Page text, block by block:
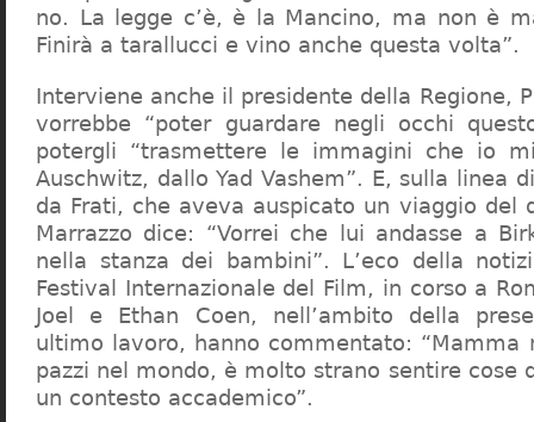
no. La legge c’è, è la Mancino, ma non è
Finirà a tarallucci e vino anche questa volta”.
Interviene anche il presidente della Regione,
vorrebbe “poter guardare negli occhi
potergli “trasmettere le immagini che io
Auschwitz, dallo Yad Vashem”. E, sulla linea
da Frati, che aveva auspicato un viaggio del
Marrazzo dice: “Vorrei che lui andasse a
nella stanza dei bambini”. L’eco della
Festival Internazionale del Film, in corso a
Joel e Ethan Coen, nell’ambito della
ultimo lavoro, hanno commentato: “Mamma
pazzi nel mondo, è molto strano sentire cose
un contesto accademico”.